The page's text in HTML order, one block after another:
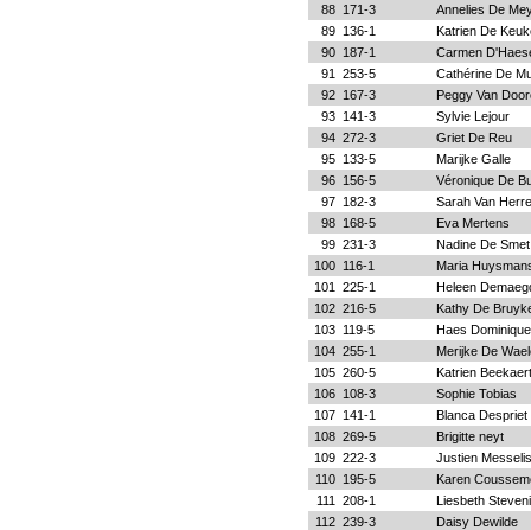
88 171-3
Annelies De
89 136-1
Katrien De
90 187-1
Carmen
91
253-5
Cathérine De
92 167-3
Peggy Van
93 141-3
Sylvie Lejour
94 272-3
Griet De Reu
95 133-5
Marijke Galle
96 156-5
Véronique De
97 182-3
Sarah Van
98 168-5
Eva Mertens
99 231-3
Nadine De Smet
100 116-1
Maria
101
225-1
Heleen
102 216-5
Kathy De
103 119-5
Haes Dominique
104 255-1
Merijke De
105 260-5
Katrien Beekaert
106 108-3
Sophie Tobias
107 141-1
Blanca Despriet
108 269-5
Brigitte neyt
109 222-3
Justien Messelis
110 195-5
Karen
111
208-1
Liesbeth
112 239-3
Daisy Dewilde